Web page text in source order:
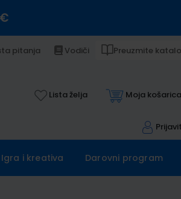
pitanja Vodiči Preuzmite
Lista želja Moja košarica
Igra i kreativa Darovni program